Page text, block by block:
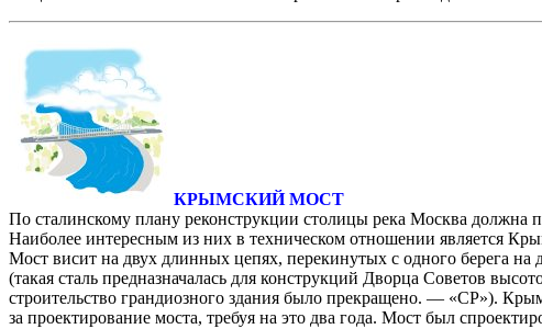
КРЫМСКИЙ МОСТ
По сталинскому плану реконструкции столицы река Москва должна
Наиболее интересным из них в техническом отношении является
Мост висит на двух длинных цепях, перекинутых с одного берега
(такая сталь предназначалась для конструкций Дворца Советов
строительство грандиозного здания было прекращено. — «СР»).
за проектирование моста, требуя на это два года. Мост был